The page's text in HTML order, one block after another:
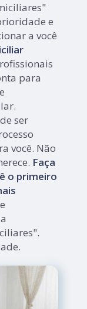
e
a você
para
ser
você. Não
Faça
o primeiro